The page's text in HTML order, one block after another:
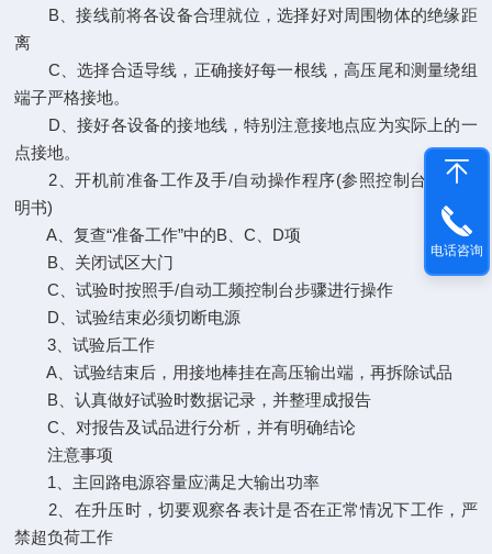
B、接线前将各设备合理就位，选择好对周围物体的绝缘距
离
C、选择合适导线，正确接好每一根线，高压尾和测量绕组
端子严格接地。
D、接好各设备的接地线，特别注意接地点应为实际上的一
点接地。
2、开机前准备工作及手/自动操作程序(参照控制台使用说
明书)
A、复查“准备工作”中的B、C、D项
B、关闭试区大门
C、试验时按照手/自动工频控制台步骤进行操作
D、试验结束必须切断电源
3、试验后工作
A、试验结束后，用接地棒挂在高压输出端，再拆除试品
B、认真做好试验时数据记录，并整理成报告
C、对报告及试品进行分析，并有明确结论
注意事项
1、主回路电源容量应满足大输出功率
2、在升压时，切要观察各表计是否在正常情况下工作，严
禁超负荷工作
电话咨询